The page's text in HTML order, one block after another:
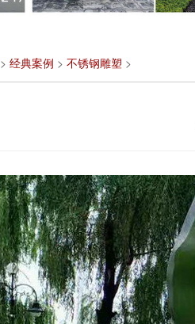
>经典案例 >不锈钢雕塑 >